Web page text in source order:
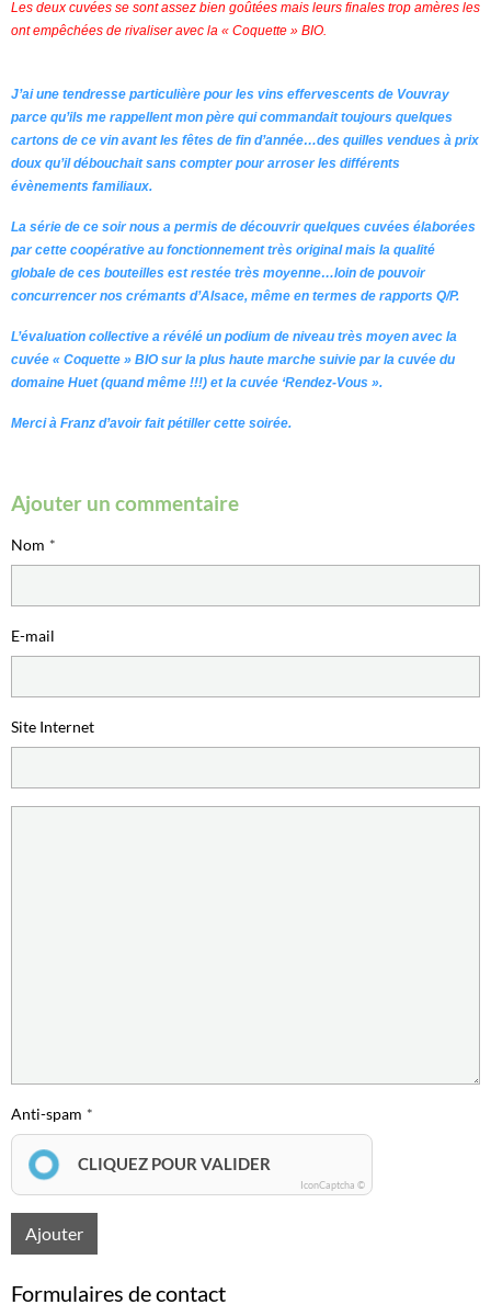
Les deux cuvées se sont assez bien goûtées mais leurs finales trop amères les
ont empêchées de rivaliser avec la « Coquette » BIO.
J’ai une tendresse particulière pour les vins effervescents de Vouvray
parce qu’ils me rappellent mon père qui commandait toujours quelques
cartons de ce vin avant les fêtes de fin d’année…des quilles vendues à prix
doux qu’il débouchait sans compter pour arroser les différents
évènements familiaux.
La série de ce soir nous a permis de découvrir quelques cuvées élaborées
par cette coopérative au fonctionnement très original mais la qualité
globale de ces bouteilles est restée très moyenne…loin de pouvoir
concurrencer nos crémants d’Alsace, même en termes de rapports Q/P.
L’évaluation collective a révélé un podium de niveau très moyen avec la
cuvée « Coquette » BIO sur la plus haute marche suivie par la cuvée du
domaine Huet (quand même !!!) et la cuvée ‘Rendez-Vous ».
Merci à Franz d’avoir fait pétiller cette soirée.
Ajouter un commentaire
Nom
E-mail
Site Internet
Anti-spam
CLIQUEZ POUR VALIDER
IconCaptcha ©
Ajouter
Formulaires de contact